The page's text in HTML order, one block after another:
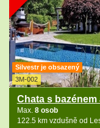
Silvestr je obsazený
3M-002
Chata s
Max. 8 osob
122.5 km vzdušně od